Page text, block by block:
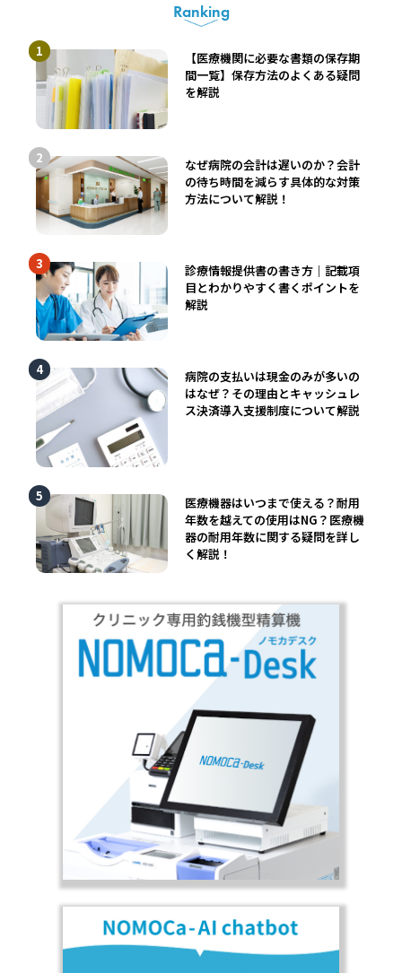
Ranking
【医療機関に必要な書類の保存期
間一覧】保存方法のよくある疑問
を解説
なぜ病院の会計は遅いのか？会計
の待ち時間を減らす具体的な対策
方法について解説！
診療情報提供書の書き方｜記載項
目とわかりやすく書くポイントを
解説
病院の支払いは現金のみが多いの
はなぜ？その理由とキャッシュレ
ス決済導入支援制度について解説
医療機器はいつまで使える？耐用
年数を越えての使用はNG？医療機
器の耐用年数に関する疑問を詳し
く解説！